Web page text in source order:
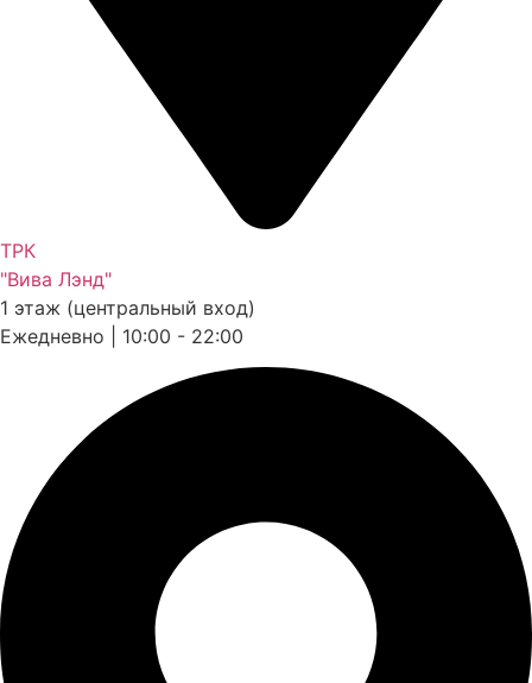
ТРК
"Вива Лэнд"
1 этаж (центральный вход)
Ежедневно | 10:00 - 22:00